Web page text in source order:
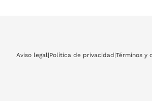
Aviso legal|Política de privacidad |Términos y